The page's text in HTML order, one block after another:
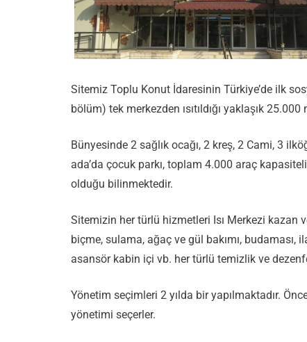
Sitemiz Toplu Konut İdaresinin Türkiye’de ilk
bölüm) tek merkezden ısıtıldığı yaklaşık
Bünyesinde 2 sağlık ocağı, 2 kreş, 2 Cami, 3
ada’da çocuk parkı, toplam 4.000 araç
olduğu bilinmektedir.
Sitemizin her türlü hizmetleri Isı Merkezi kazan
biçme, sulama, ağaç ve gül bakımı,
asansör kabin içi vb. her türlü temizlik ve
Yönetim seçimleri 2 yılda bir yapılmaktadır.
yönetimi seçerler.